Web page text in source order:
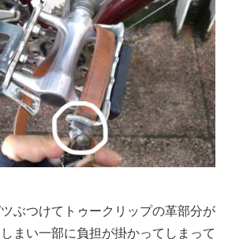
ぶつけてトゥークリップの革部分が
まい一部に負担が掛かってしまって